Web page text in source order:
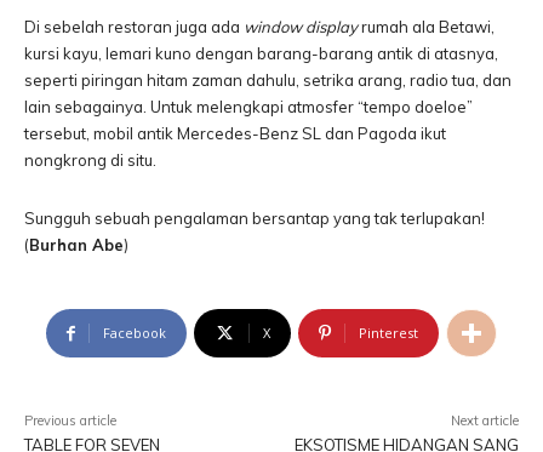
Di sebelah restoran juga ada window displayrumah ala Betawi,
kursi kayu, lemari kuno dengan barang-barang antik di atasnya,
seperti piringan hitam zaman dahulu, setrika arang, radio tua, dan
lain sebagainya. Untuk melengkapi atmosfer “tempo doeloe”
tersebut, mobil antik Mercedes-Benz SL dan Pagoda ikut
nongkrong di situ.
Sungguh sebuah pengalaman bersantap yang tak terlupakan!
(Burhan Abe)
Facebook X Pinterest
Previous article
TABLE FOR SEVEN
Next article
EKSOTISME HIDANGAN SANG